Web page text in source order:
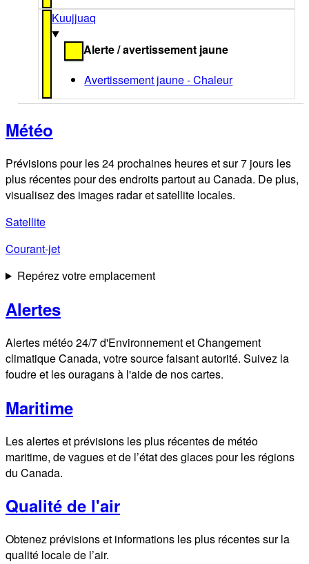
Kuujjuaq
Alerte / avertissement jaune
Avertissement jaune - Chaleur
Météo
Prévisions pour les 24 prochaines heures et sur 7 jours les
plus récentes pour des endroits partout au Canada. De plus,
visualisez des images radar et satellite locales.
Satellite
Courant-jet
Repérez votre emplacement
Alertes
Alertes météo 24/7 d'Environnement et Changement
climatique Canada, votre source faisant autorité. Suivez la
foudre et les ouragans à l'aide de nos cartes.
Maritime
Les alertes et prévisions les plus récentes de météo
maritime, de vagues et de l’état des glaces pour les régions
du Canada.
Qualité de l'air
Obtenez prévisions et informations les plus récentes sur la
qualité locale de l’air.